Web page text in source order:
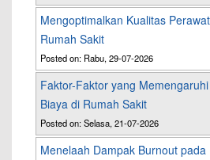
Mengoptimalkan Kualitas
Rumah Sakit
Posted on: Rabu, 29-07-2026
Faktor-Faktor yang
Biaya di Rumah Sakit
Posted on: Selasa, 21-07-2026
Menelaah Dampak Burnout pada